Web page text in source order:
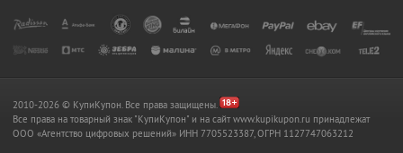
2010-2026 © КупиКупон. Все права защищены.
Все права на товарный знак "КупиКупон" и на сайт www.kupikupon.ru принадлежат
OOO «Агентство цифровых решений» ИНН 7705523387, ОГРН 1127747063212